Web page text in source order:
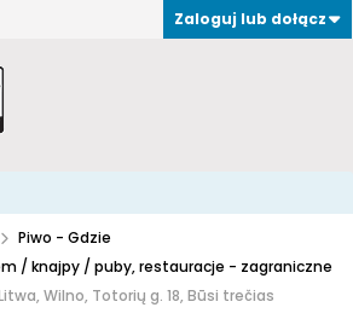
Zaloguj lub dołącz
Piwo - Gdzie
/ knajpy / puby, restauracje - zagraniczne
Wilno, Totorių g. 18, Būsi trečias